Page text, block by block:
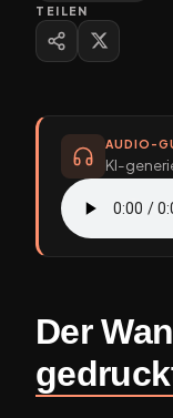
TEILEN
AUDIO-
KI-
Der